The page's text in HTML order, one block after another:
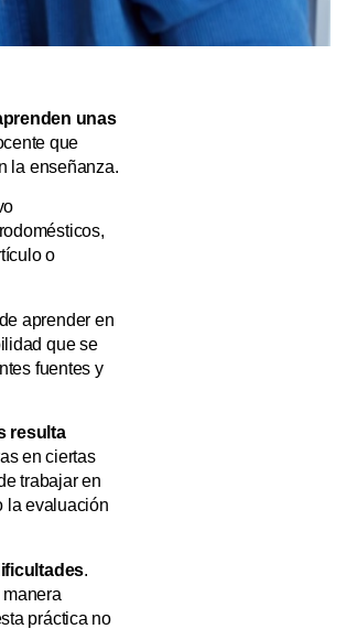
unas
que
la enseñanza.
o
aprender en
que se
fuentes y
resulta
en ciertas
trabajar en
la evaluación
.
práctica no